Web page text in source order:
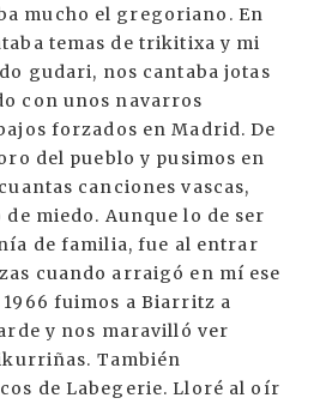
mucho el gregoriano. En
temas de trikitixa y mi
gudari, nos cantaba jotas
con unos navarros
forzados en Madrid. De
del pueblo y pusimos en
canciones vascas,
miedo. Aunque lo de ser
de familia, fue al entrar
cuando arraigó en mí ese
fuimos a Biarritz a
y nos maravilló ver
También
de Labegerie. Lloré al oír